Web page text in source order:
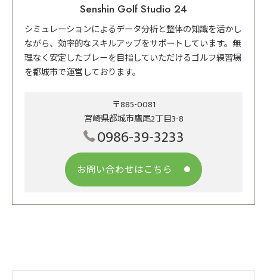
Senshin Golf Studio 24
シミュレーションによるデータ分析と整体の知識を活かし
ながら、効率的なスキルアップをサポートしています。無
理なく安定したプレーを目指していただけるゴルフ練習場
を都城市で運営しております。
〒885-0081
宮崎県都城市鷹尾2丁目3-8
0986-39-3233
お問い合わせはこちら